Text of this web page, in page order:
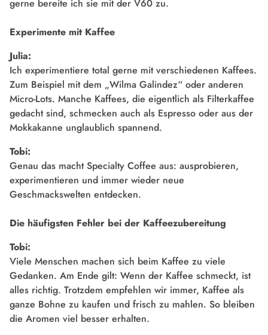
gerne bereite ich sie mit der V60 zu.
Experimente mit Kaffee
Julia:
Ich experimentiere total gerne mit verschiedenen Kaffees.
Zum Beispiel mit dem „Wilma Galindez“ oder anderen
Micro-Lots. Manche Kaffees, die eigentlich als Filterkaffee
gedacht sind, schmecken auch als Espresso oder aus der
Mokkakanne unglaublich spannend.
Tobi:
Genau das macht Specialty Coffee aus: ausprobieren,
experimentieren und immer wieder neue
Geschmackswelten entdecken.
Die häufigsten Fehler bei der Kaffeezubereitung
Tobi:
Viele Menschen machen sich beim Kaffee zu viele
Gedanken. Am Ende gilt: Wenn der Kaffee schmeckt, ist
alles richtig. Trotzdem empfehlen wir immer, Kaffee als
ganze Bohne zu kaufen und frisch zu mahlen. So bleiben
die Aromen viel besser erhalten.